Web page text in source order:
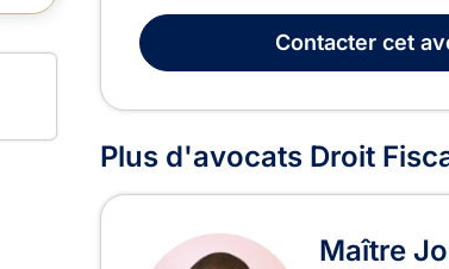
Contacter cet
Plus d'avocats Droit
Maître